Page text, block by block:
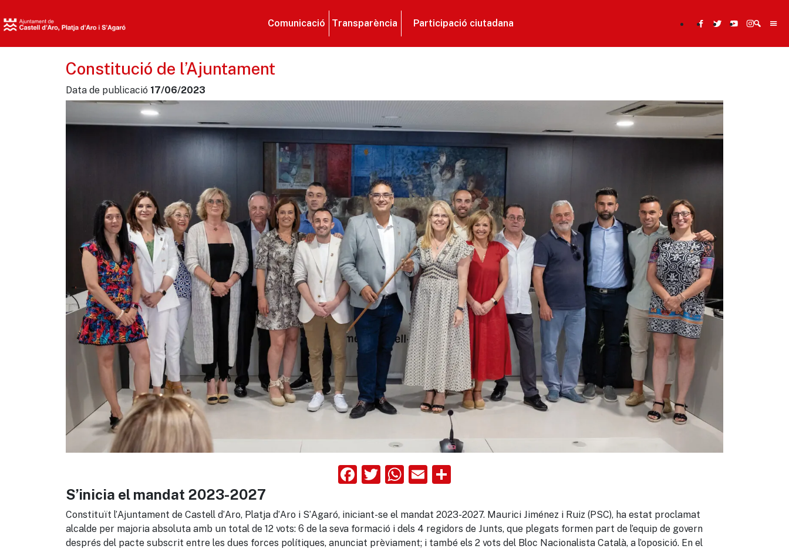
Comunicació Transparència Participació ciutadana
Constitució de l’Ajuntament
Data de publicació 17/06/2023
Facebook
Twitter
WhatsApp
Email
S’inicia el mandat 2023-2027
Constituït l’Ajuntament de Castell d’Aro, Platja d’Aro i S’Agaró, iniciant-se el mandat 2023-2027. Maurici Jiménez i Ruiz (PSC), ha estat proclamat
alcalde per majoria absoluta amb un total de 12 vots: 6 de la seva formació i dels 4 regidors de Junts, que plegats formen part de l’equip de govern
després del pacte subscrit entre les dues forces polítiques, anunciat prèviament; i també els 2 vots del Bloc Nacionalista Català, a l’oposició. En el